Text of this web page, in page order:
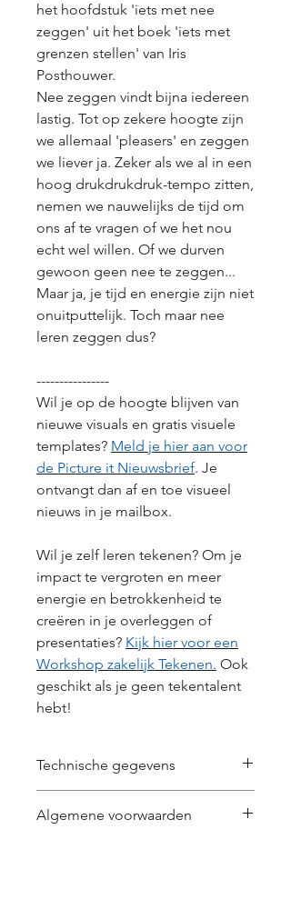
het hoofdstuk 'iets met nee
zeggen' uit het boek 'iets met
grenzen stellen' van Iris
Posthouwer.
Nee zeggen vindt bijna iedereen
lastig. Tot op zekere hoogte zijn
we allemaal 'pleasers' en zeggen
we liever ja. Zeker als we al in een
hoog drukdrukdruk-tempo zitten,
nemen we nauwelijks de tijd om
ons af te vragen of we het nou
echt wel willen. Of we durven
gewoon geen nee te zeggen...
Maar ja, je tijd en energie zijn niet
onuitputtelijk. Toch maar nee
leren zeggen dus?
----------------
Wil je op de hoogte blijven van
nieuwe visuals en gratis visuele
templates? Meld je hier aan voor
de Picture it Nieuwsbrief. Je
ontvangt dan af en toe visueel
nieuws in je mailbox.
Wil je zelf leren tekenen? Om je
impact te vergroten en meer
energie en betrokkenheid te
creëren in je overleggen of
presentaties? Kijk hier voor een
Workshop zakelijk Tekenen. Ook
geschikt als je geen tekentalent
hebt!
Technische gegevens
Algemene voorwaarden